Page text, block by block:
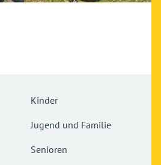
Kinder
Jugend und Familie
Senioren